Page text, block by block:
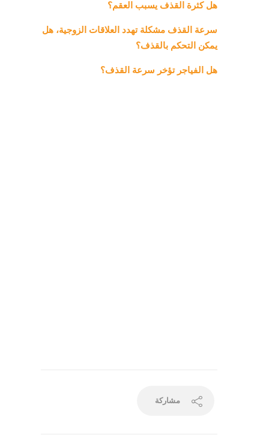
هل كثرة القذف يسبب العقم؟
سرعة القذف مشكلة تهدد العلاقات الزوجية، هل
يمكن التحكم بالقذف؟
هل الفياجر تؤخر سرعة القذف؟
مشاركة